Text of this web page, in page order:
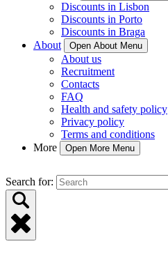
Discounts in Lisbon
Discounts in Porto
Discounts in Braga
About
Open About Menu
About us
Recruitment
Contacts
FAQ
Health and safety policy
Privacy policy
Terms and conditions
More
Open More Menu
Search for: